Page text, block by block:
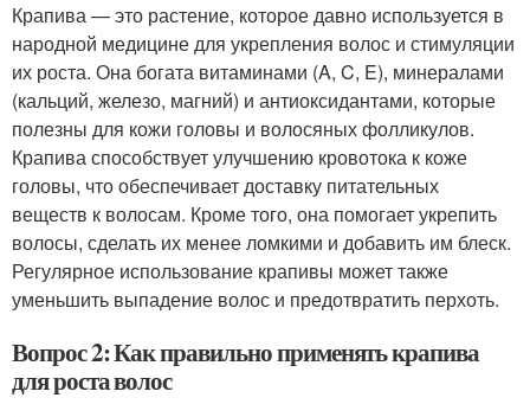
Крапива — это растение, которое давно используется в
народной медицине для укрепления волос и стимуляции
их роста. Она богата витаминами (A, C, E), минералами
(кальций, железо, магний) и антиоксидантами, которые
полезны для кожи головы и волосяных фолликулов.
Крапива способствует улучшению кровотока к коже
головы, что обеспечивает доставку питательных
веществ к волосам. Кроме того, она помогает укрепить
волосы, сделать их менее ломкими и добавить им блеск.
Регулярное использование крапивы может также
уменьшить выпадение волос и предотвратить перхоть.
Вопрос 2: Как правильно применять крапива
для роста волос